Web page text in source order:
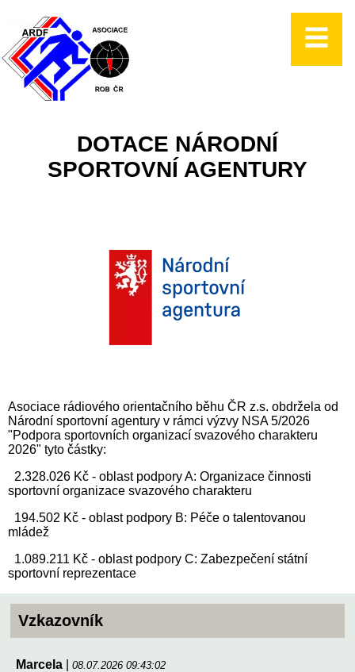
DOTACE NÁRODNÍ
SPORTOVNÍ AGENTURY
Asociace rádiového orientačního běhu ČR z.s. obdržela od
Národní sportovní agentury v rámci výzvy NSA 5/2026
"Podpora sportovních organizací svazového charakteru
2026" tyto částky:
2.328.026 Kč - oblast podpory A: Organizace činnosti
sportovní organizace svazového charakteru
194.502 Kč - oblast podpory B: Péče o talentovanou
mládež
1.089.211 Kč - oblast podpory C: Zabezpečení státní
sportovní reprezentace
Vzkazovník
Marcela 08.07.2026 09:43:02